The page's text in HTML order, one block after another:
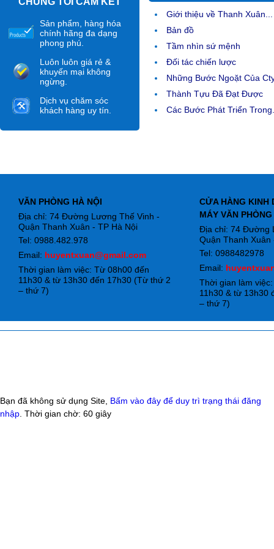
Sản phẩm, hàng hóa
chính hãng đa dạng
phong phú.
Luôn luôn giá rẻ &
khuyến mại không
ngừng.
Dịch vụ chăm sóc
khách hàng uy tín.
Giới thiệu về Thanh Xuân...
Bản đồ
Tầm nhìn sứ mệnh
Đối tác chiến lược
Những Bước Ngoặt Của
Thành Tựu Đã Đạt Được
Các Bước Phát Triển
VĂN PHÒNG HÀ NỘI
Địa chỉ: 74 Đường Lương Thế Vinh -
Quận Thanh Xuân - TP Hà Nội
Tel: 0988.482.978
Email: huyentxuan@gmail.com
Thời gian làm việc: Từ 08h00 đến
11h30 & từ 13h30 đến 17h30 (Từ thứ 2
– thứ 7)
CỬA HÀNG KINH
MÁY VĂN PHÒNG
Địa chỉ: 74 Đường
Quận Thanh Xuân
Tel: 0988482978
Email:
Thời gian làm
11h30 & từ 13h30
– thứ 7)
Bạn đã không sử dụng Site, Bấm vào đây để duy trì trạng thái đăng
nhập . Thời gian chờ: 60 giây